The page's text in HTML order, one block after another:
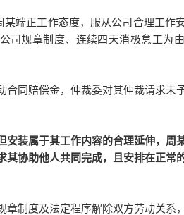
端正工作态度，服从公司合理工作
司规章制度、连续四天消极怠工为
同赔偿金，仲裁委对其仲裁请求未
装属于其工作内容的合理延伸，周
其协助他人共同完成，且安排在正常
制度及法定程序解除双方劳动关系